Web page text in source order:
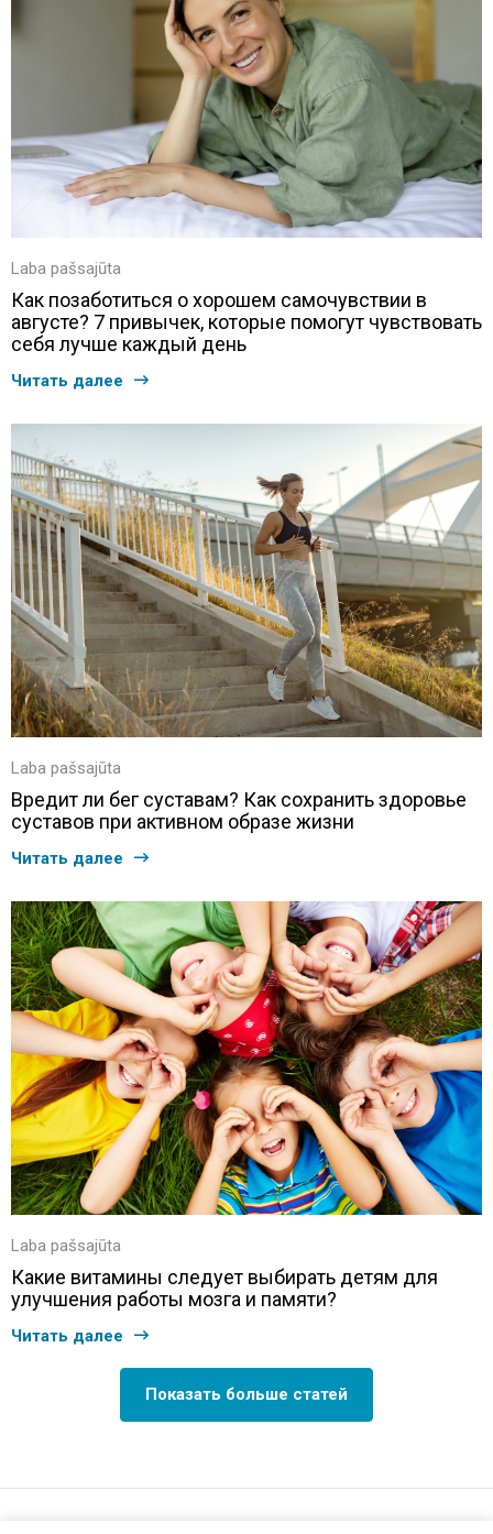
Laba pašsajūta
Как позаботиться о хорошем самочувствии в
августе? 7 привычек, которые помогут чувствовать
себя лучше каждый день
Читать далее
Laba pašsajūta
Вредит ли бег суставам? Как сохранить здоровье
суставов при активном образе жизни
Читать далее
Laba pašsajūta
Какие витамины следует выбирать детям для
улучшения работы мозга и памяти?
Читать далее
Показать больше статей